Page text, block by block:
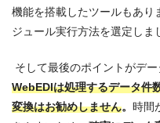
機能を搭載したツールもあり
ジュール実行方法を選定しま
そして最後のポイントがデ
WebEDIは処理するデータ件
変換はお勧めしません。 時間